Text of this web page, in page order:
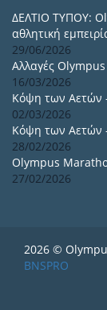
ΔΕΛΤΙΟ ΤΥΠΟΥ:
αθλητική
29/06/2026
Αλλαγές
16/03/2026
Κόψη των Αετών
02/03/2026
Κόψη των Αετών
28/02/2026
Olympus
27/02/2026
2026 ©
BNSPRO